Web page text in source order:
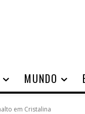
MUNDO
em Cristalina